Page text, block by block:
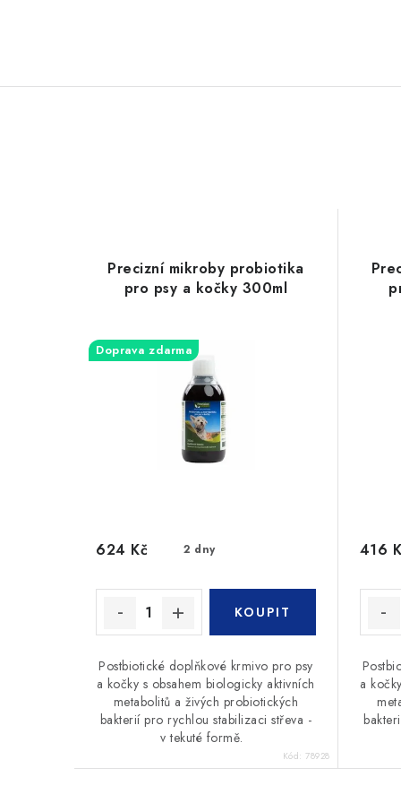
Precizní mikroby probiotika
pro psy a kočky 300ml
Doprava zdarma
2 dny
624 Kč
Postbiotické doplňkové krmivo pro psy
a kočky s obsahem biologicky aktivních
metabolitů a živých probiotických
bakterií pro rychlou stabilizaci střeva -
v tekuté formě.
Kód: 78928
416
a